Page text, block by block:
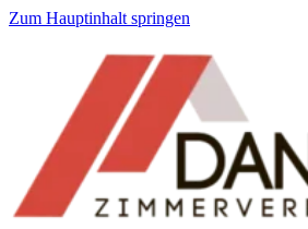
Zum Hauptinhalt springen